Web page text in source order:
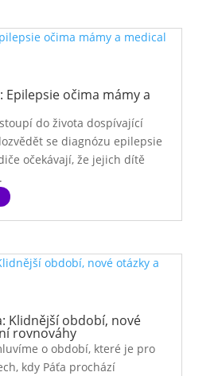
Epilepsie očima mámy a
do života dospívající
se diagnózu epilepsie
očekávají, že jejich dítě
Klidnější období, nové
rovnováhy
o období, které je pro
kdy Páťa prochází